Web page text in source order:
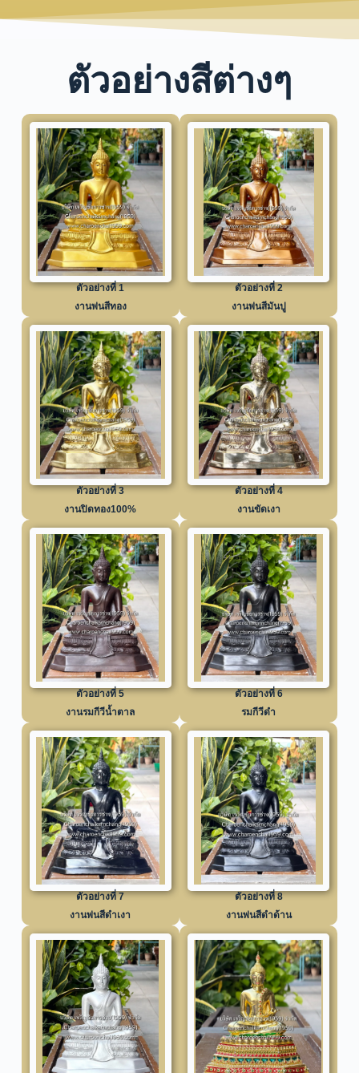
ตัวอย่างสีต่างๆ
ตัวอย่างที่ 1
งานพ่นสีทอง
ตัวอย่างที่ 2
งานพ่นสีมันปู
ตัวอย่างที่ 3
งานปิดทอง100%
ตัวอย่างที่ 4
งานขัดเงา
ตัวอย่างที่ 5
งานรมกีวีน้ำตาล
ตัวอย่างที่ 6
รมกีวีดำ
ตัวอย่างที่ 7
งานพ่นสีดำเงา
ตัวอย่างที่ 8
งานพ่นสีดำด้าน